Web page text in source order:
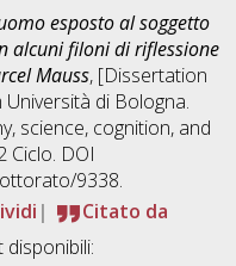
esposto al soggetto
alcuni filoni di riflessione
Mauss, [Dissertation
di Bologna.
science, cognition, and
Ciclo. DOI
9338.
Citato da